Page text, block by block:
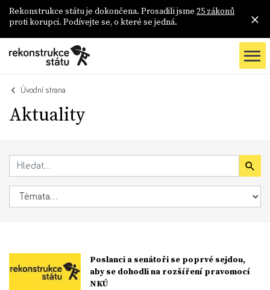
Rekonstrukce státu je dokončena. Prosadili jsme 25 zákonů
proti korupci. Podívejte se, o které se jedná.
Úvodní strana
Aktuality
Poslanci a senátoři se poprvé sejdou,
aby se dohodli na rozšíření pravomocí
NKÚ